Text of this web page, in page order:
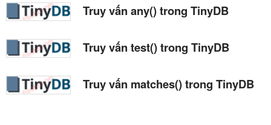
Truy vấn any() trong TinyDB
Truy vấn test() trong TinyDB
Truy vấn matches() trong TinyDB